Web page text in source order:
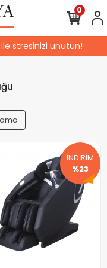
stresinizi unutun!
0
İNDİRİM
%23